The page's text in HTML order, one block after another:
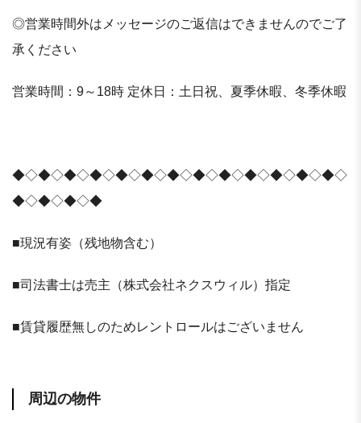
◎営業時間外はメッセージのご返信はできませんのでご了
承ください
営業時間：9～18時 定休日：土日祝、夏季休暇、冬季休暇
◆◇◆◇◆◇◆◇◆◇◆◇◆◇◆◇◆◇◆◇◆◇◆◇◆◇
◆◇◆◇◆◇◆
■現況有姿（残地物含む）
■司法書士は売主（株式会社ネクスウィル）指定
■賃貸履歴無しのためレントロールはございません
周辺の物件